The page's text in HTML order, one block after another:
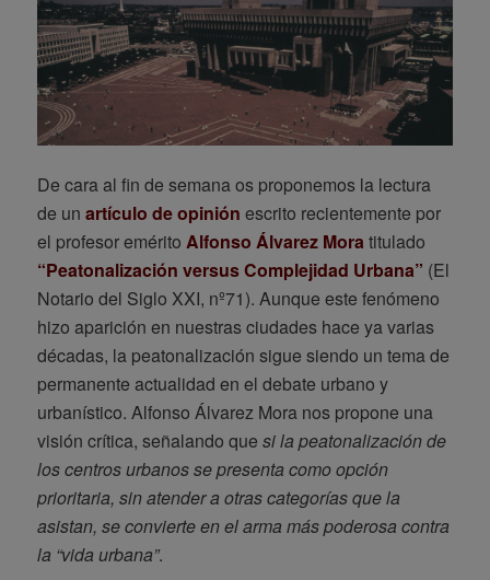
De cara al fin de semana os proponemos la lectura
de un artículo de opinión escrito recientemente por
el profesor emérito Alfonso Álvarez Mora titulado
“Peatonalización versus Complejidad Urbana” (El
Notario del Siglo XXI, nº71). Aunque este fenómeno
hizo aparición en nuestras ciudades hace ya varias
décadas, la peatonalización sigue siendo un tema de
permanente actualidad en el debate urbano y
urbanístico. Alfonso Álvarez Mora nos propone una
visión crítica, señalando que sila peatonalización de
los centros urbanos se presenta como opción
prioritaria, sin atender a otras categorías que la
asistan, seconvierte en el arma más poderosa contra
la “vida urbana”.